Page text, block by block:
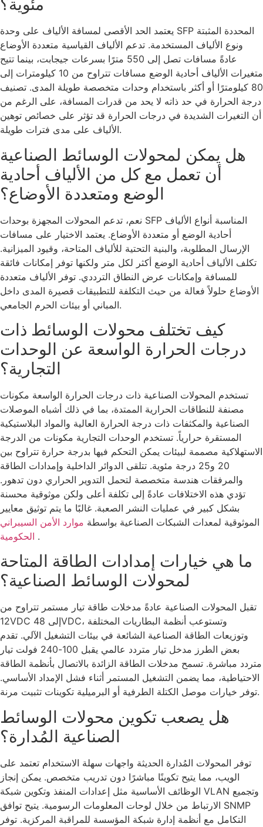
يعتمد الحد الأقصى لمسافة الألياف على وحدة SFP المحددة المثبتة
ونوع الألياف المستخدمة. تدعم الألياف القياسية متعددة الأوضاع
عادةً مسافات تصل إلى 550 مترًا بسرعات جيجابت، بينما تتيح
متغيرات الألياف أحادية الوضع مسافات تتراوح من 10 كيلومترات إلى
80 كيلومترًا أو أكثر باستخدام وحدات متخصصة طويلة المدى. تصنيف
درجة الحرارة في حد ذاته لا يحد من قدرات المسافة، على الرغم من
أن التغيرات الشديدة في درجات الحرارة قد تؤثر على خصائص توهين
الألياف على مدى فترات طويلة.
هل يمكن لمحولات الوسائط الصناعية
أن تعمل مع كل من الألياف أحادية
الوضع ومتعددة الأوضاع؟
نعم، تدعم المحولات المجهزة بوحدات SFP المناسبة أنواع الألياف
أحادية الوضع أو متعددة الأوضاع. يعتمد الاختيار على مسافات
الإرسال المطلوبة، والبنية التحتية للألياف المتاحة، وقيود الميزانية.
تكلف الألياف أحادية الوضع أكثر لكل متر ولكنها توفر إمكانات فائقة
للمسافة وإمكانات عرض النطاق الترددي. توفر الألياف متعددة
الأوضاع حلولاً فعالة من حيث التكلفة للتطبيقات قصيرة المدى داخل
المباني أو بيئات الحرم الجامعي.
كيف تختلف محولات الوسائط ذات
درجات الحرارة الواسعة عن الوحدات
التجارية؟
تستخدم المحولات الصناعية ذات درجات الحرارة الواسعة مكونات
مصنفة للنطاقات الحرارية الممتدة، بما في ذلك أشباه الموصلات
الصناعية والمكثفات ذات درجة الحرارة العالية والمواد البلاستيكية
المستقرة حرارياً. تستخدم الوحدات التجارية مكونات من الدرجة
الاستهلاكية مصممة لبيئات يمكن التحكم فيها بدرجة حرارة تتراوح بين
20 و25 درجة مئوية. تتلقى الدوائر الداخلية وإمدادات الطاقة
والمرفقات هندسة متخصصة لتحمل التدوير الحراري دون تدهور.
تؤدي هذه الاختلافات عادةً إلى تكلفة أعلى ولكن موثوقية محسنة
بشكل كبير في عمليات النشر الصعبة. غالبًا ما يتم توثيق معايير
الموثوقية لمعدات الشبكات الصناعية بواسطة موارد الأمن السيبراني
.
ما هي خيارات إمدادات الطاقة المتاحة
لمحولات الوسائط الصناعية؟
تقبل المحولات الصناعية عادةً مدخلات طاقة تيار مستمر تتراوح من
12VDC إلى 48VDC، وتستوعب أنظمة البطاريات المختلفة
وتوزيعات الطاقة الصناعية الشائعة في بيئات التشغيل الآلي. تقدم
بعض الطرز مدخل تيار متردد عالمي يقبل 100-240 فولت تيار
متردد مباشرة. تسمح مدخلات الطاقة الزائدة بالاتصال بأنظمة الطاقة
الاحتياطية، مما يضمن التشغيل المستمر أثناء فشل الإمداد الأساسي.
توفر خيارات موصل الكتلة الطرفية أو البرميلية تكوينات تثبيت مرنة.
هل يصعب تكوين محولات الوسائط
الصناعية المُدارة؟
توفر المحولات المُدارة الحديثة واجهات سهلة الاستخدام تعتمد على
الويب، مما يتيح تكوينًا مباشرًا دون تدريب متخصص. يمكن إنجاز
الوظائف الأساسية مثل إعدادات المنفذ وتكوين شبكة VLAN وتجميع
الارتباط من خلال لوحات المعلومات الرسومية. يتيح توافق SNMP
التكامل مع أنظمة إدارة شبكة المؤسسة للمراقبة المركزية. توفر